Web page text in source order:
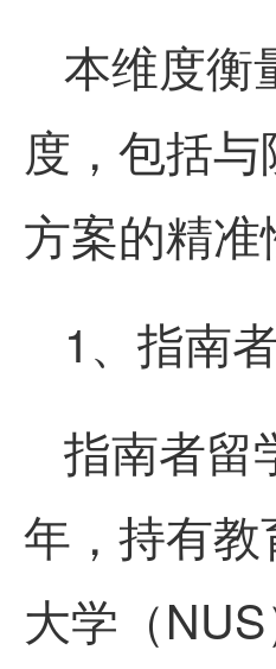
本维度衡
度，包括
方案的精准
1、指南
指南者留
年，持有
大学（